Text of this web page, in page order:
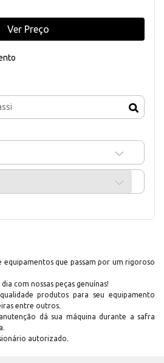
Ver Preço
equipamentos que passam por um rigoroso
com nossas peças genuínas!
produtos para seu equipamento
entre outros.
dá sua máquina durante a safra
autorizado.